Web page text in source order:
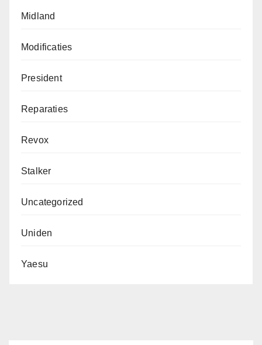
Midland
Modificaties
President
Reparaties
Revox
Stalker
Uncategorized
Uniden
Yaesu